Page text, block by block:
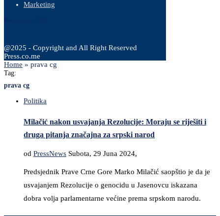
Marketing
@2025 - Copyright and All Right Reserved
Press.co.me
Home » prava cg
Tag:
prava cg
Politika
Milačić nakon usvajanja Rezolucije: Moraju se riješiti i
druga pitanja značajna za srpski narod
od PressNews Subota, 29 Juna 2024,
Predsjednik Prave Crne Gore Marko Milačić saopštio je da je
usvajanjem Rezolucije o genocidu u Jasenovcu iskazana
dobra volja parlamentarne većine prema srpskom narodu.